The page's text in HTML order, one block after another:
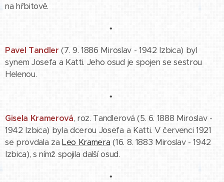
na hřbitově.
•
Pavel Tandler (7. 9. 1886 Miroslav - 1942 Izbica) byl
synem Josefa a Katti. Jeho osud je spojen se sestrou
Helenou.
•
Gisela Kramerová, roz. Tandlerová (5. 6. 1888 Miroslav -
1942 Izbica) byla dcerou Josefa a Katti. V červenci 1921
se provdala zaLeo Kramera (16. 8. 1883 Miroslav - 1942
Izbica), s nímž spojila další osud.
•